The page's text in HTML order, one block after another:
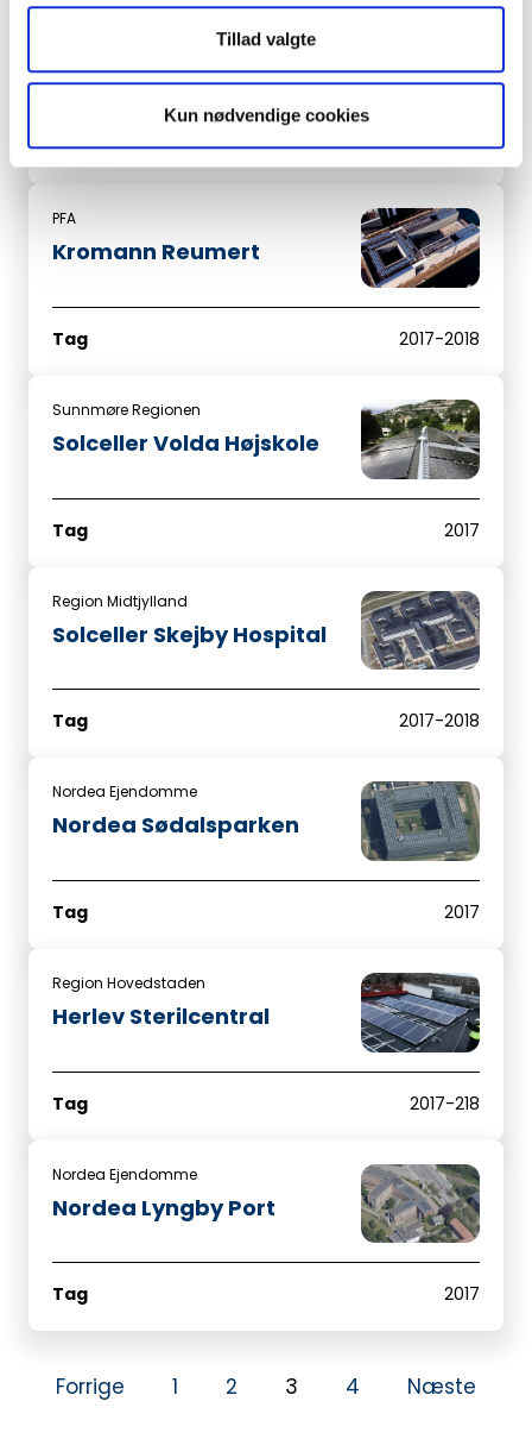
Tillad valgte
Kun nødvendige cookies
Tag 2018 – 2019
PFA
Kromann Reumert
Tag 2017-2018
Sunnmøre Regionen
Solceller Volda Højskole
Tag 2017
Region Midtjylland
Solceller Skejby Hospital
Tag 2017-2018
Nordea Ejendomme
Nordea Sødalsparken
Tag 2017
Region Hovedstaden
Herlev Sterilcentral
Tag 2017-218
Nordea Ejendomme
Nordea Lyngby Port
Tag 2017
Forrige 1 2 3 4 Næste